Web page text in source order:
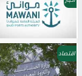
اقتصاد